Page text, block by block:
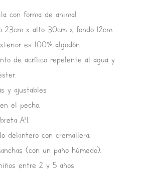
con forma de animal.
23cm x alto 30cm x fondo 12cm.
es 100% algodón
de acrílico repelente al agua y
y ajustables.
el pecho.
A4.
delantero con cremallera.
(con un paño húmedo).
entre 2 y 5 años